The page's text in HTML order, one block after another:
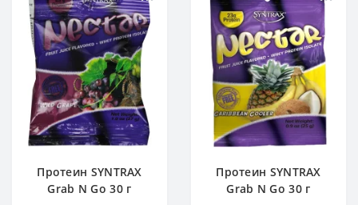
Протеин SYNTRAX
Grab N Go 30 г
Протеин SYNTRAX
Grab N Go 30 г